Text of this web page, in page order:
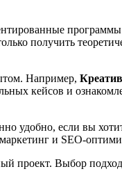
получить
Например,
кейсов и
удобно, если вы
и SEO-
проект. Выбор